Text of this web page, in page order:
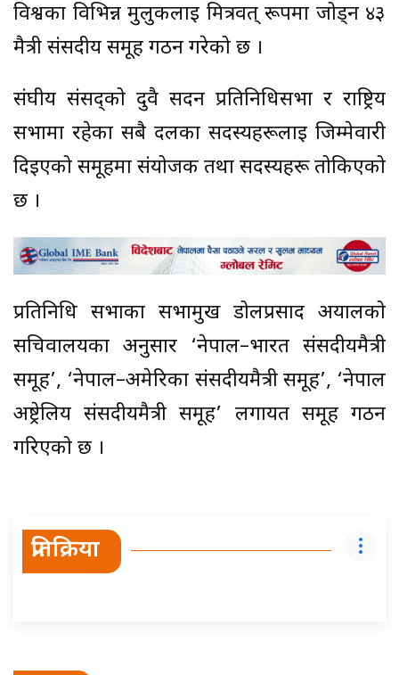
विश्वका विभिन्न मुलुकलाई मित्रवत् रूपमा जोड्न ४३
मैत्री संसदीय समूह गठन गरेको छ ।
संघीय संसद्को दुवै सदन प्रतिनिधिसभा र राष्ट्रिय
सभामा रहेका सबै दलका सदस्यहरूलाई जिम्मेवारी
दिइएको समूहमा संयोजक तथा सदस्यहरू तोकिएको
छ ।
प्रतिनिधि सभाका सभामुख डोलप्रसाद अर्यालको
सचिवालयका अनुसार ‘नेपाल–भारत संसदीयमैत्री
समूह’, ‘नेपाल–अमेरिका संसदीयमैत्री समूह’, ‘नेपाल
अष्ट्रेलिय संसदीयमैत्री समूह’ लगायत समूह गठन
गरिएको छ ।
प्रतिक्रिया